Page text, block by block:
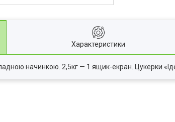
Характеристики
начинкою. 2,5кг — 1 ящик-екран. Цукерки